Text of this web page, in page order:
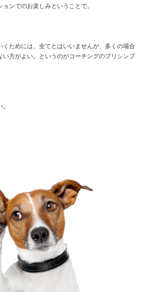
ンでのお楽しみということで。
くためには、全てとはいいませんが、多くの場合
い方がよい。というのがコーチングのプリシンプ